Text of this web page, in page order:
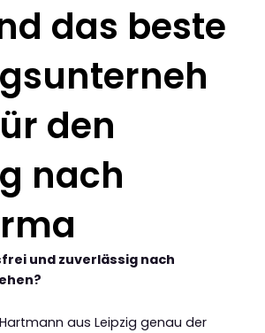
das beste
den
nach
und zuverlässig nach
aus Leipzig genau der